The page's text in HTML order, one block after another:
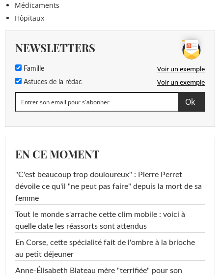
Médicaments
Hôpitaux
NEWSLETTERS
Famille Voir un exemple
Astuces de la rédac Voir un exemple
EN CE MOMENT
"C'est beaucoup trop douloureux" : Pierre Perret
dévoile ce qu'il "ne peut pas faire" depuis la mort de sa
femme
Tout le monde s'arrache cette clim mobile : voici à
quelle date les réassorts sont attendus
En Corse, cette spécialité fait de l'ombre à la brioche
au petit déjeuner
Anne-Élisabeth Blateau mère "terrifiée" pour son